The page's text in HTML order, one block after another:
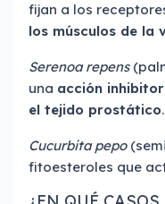
fijan a los
los músculos de la
Serenoa repens
una acción
el tejido prostático.
Cucurbita pepo
fitoesteroles que